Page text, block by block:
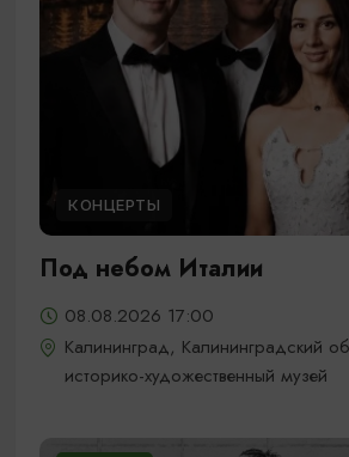
КОНЦЕРТЫ
Под небом Италии
08.08.2026 17:00
Калининград, Калининградский
историко-художественный музей